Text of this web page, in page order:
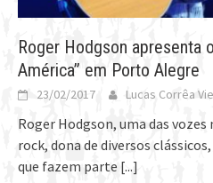
Roger Hodgson apresenta
América” em Porto Alegre
23/02/2017 Lucas Corrêa
Roger Hodgson, uma das
rock, dona de diversos
que fazem parte [...]